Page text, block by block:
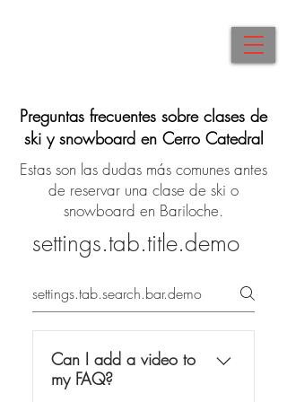
Preguntas frecuentes sobre clases de
ski y snowboard en Cerro Catedral
Estas son las dudas más comunes antes
de reservar una clase de ski o
snowboard en Bariloche.
settings.tab.title.demo
Can I add a video to
my FAQ?